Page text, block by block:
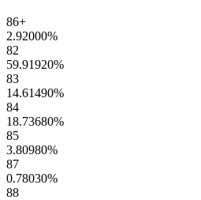
86+
2.92000%
82
59.91920%
83
14.61490%
84
18.73680%
85
3.80980%
87
0.78030%
88